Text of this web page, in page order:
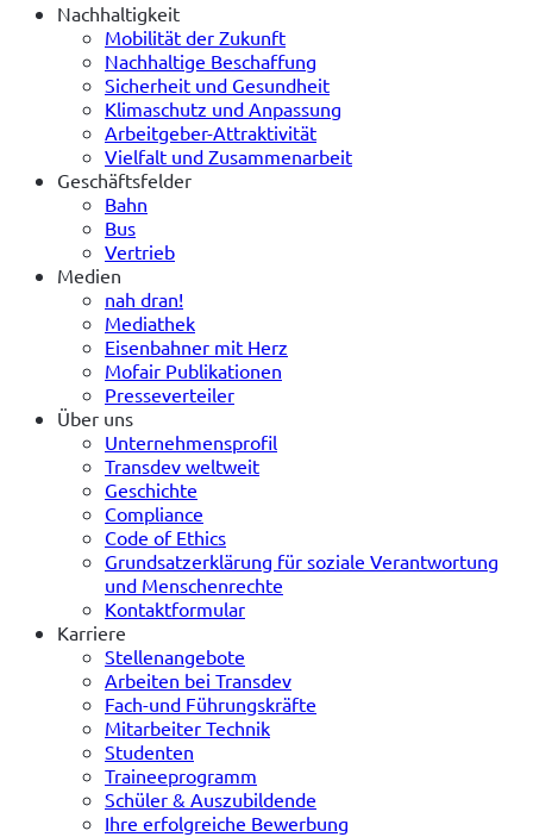
Nachhaltigkeit
Mobilität der Zukunft
Nachhaltige Beschaffung
Sicherheit und Gesundheit
Klimaschutz und Anpassung
Arbeitgeber-Attraktivität
Vielfalt und Zusammenarbeit
Geschäftsfelder
Bahn
Bus
Vertrieb
Medien
nah dran!
Mediathek
Eisenbahner mit Herz
Mofair Publikationen
Presseverteiler
Über uns
Unternehmensprofil
Transdev weltweit
Geschichte
Compliance
Code of Ethics
Grundsatzerklärung für soziale Verantwortung
und Menschenrechte
Kontaktformular
Karriere
Stellenangebote
Arbeiten bei Transdev
Fach-und Führungskräfte
Mitarbeiter Technik
Studenten
Traineeprogramm
Schüler & Auszubildende
Ihre erfolgreiche Bewerbung